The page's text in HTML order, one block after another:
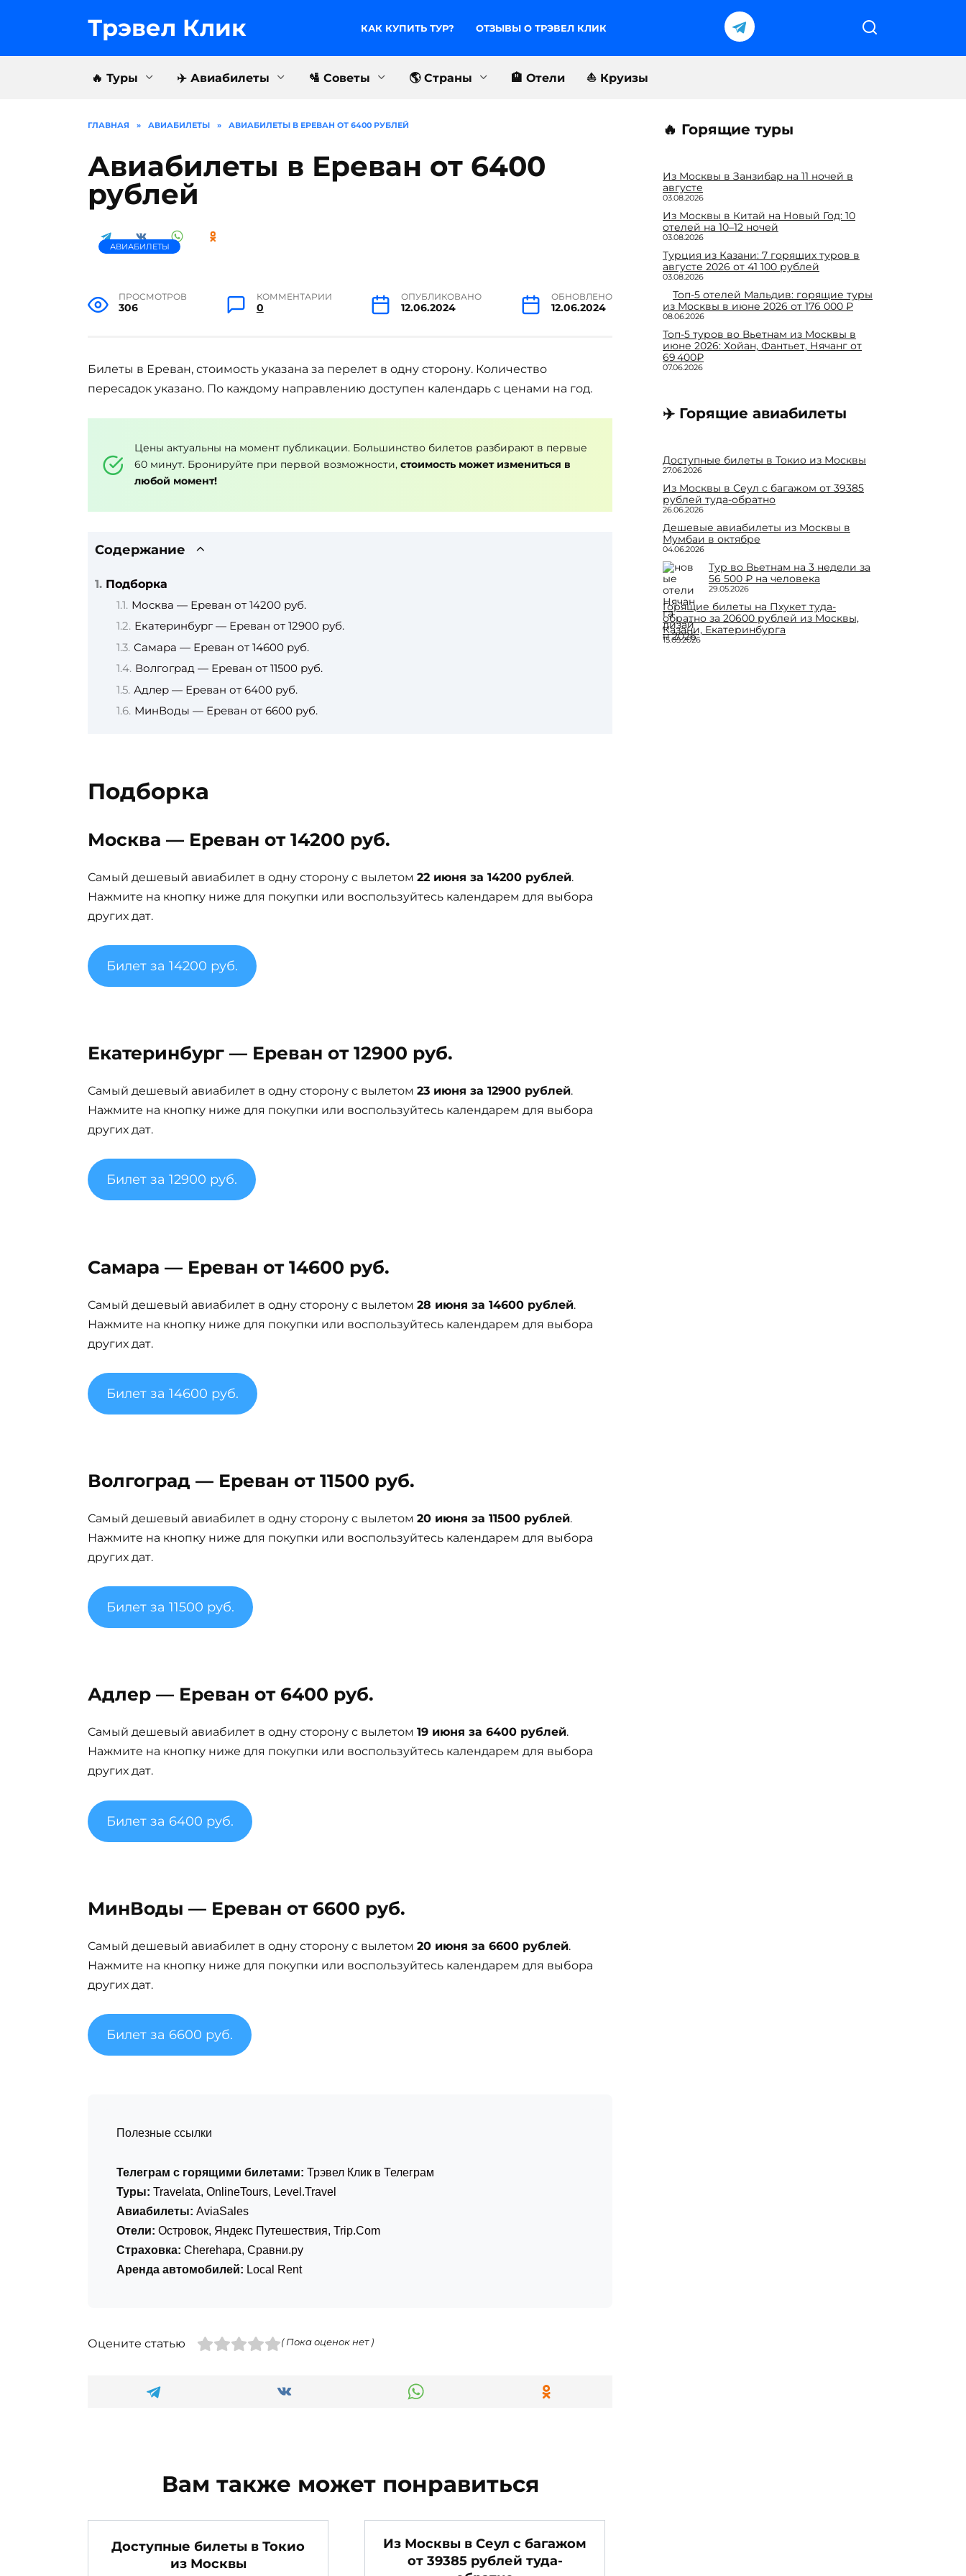
Трэвел Клик КАК КУПИТЬ ТУР? ОТЗЫВЫ О ТРЭВЕЛ КЛИК
🔥 Туры ✈️ Авиабилеты 🛂 Советы 🌎 Страны 🏨 Отели ⛵️ Круизы
ГЛАВНАЯ » АВИАБИЛЕТЫ » АВИАБИЛЕТЫ В ЕРЕВАН ОТ 6400 РУБЛЕЙ
Авиабилеты в Ереван от 6400
рублей
АВИАБИЛЕТЫ
ПРОСМОТРОВ
306
КОММЕНТАРИИ
0
ОПУБЛИКОВАНО
12.06.2024
ОБНОВЛЕНО
12.06.2024
Билеты в Ереван, стоимость указана за перелет в одну сторону. Количество
пересадок указано. По каждому направлению доступен календарь с ценами на год.
Цены актуальны на момент публикации. Большинство билетов разбирают в первые
60 минут. Бронируйте при первой возможности, стоимость может измениться в
любой момент!
Содержание
Подборка
Москва — Ереван от 14200 руб.
Екатеринбург — Ереван от 12900 руб.
Самара — Ереван от 14600 руб.
Волгоград — Ереван от 11500 руб.
Адлер — Ереван от 6400 руб.
МинВоды — Ереван от 6600 руб.
Подборка
Москва — Ереван от 14200 руб.
Самый дешевый авиабилет в одну сторону с вылетом 22 июня за 14200 рублей.
Нажмите на кнопку ниже для покупки или воспользуйтесь календарем для выбора
других дат.
Билет за 14200 руб.
Екатеринбург — Ереван от 12900 руб.
Самый дешевый авиабилет в одну сторону с вылетом 23 июня за 12900 рублей.
Нажмите на кнопку ниже для покупки или воспользуйтесь календарем для выбора
других дат.
Билет за 12900 руб.
Самара — Ереван от 14600 руб.
Самый дешевый авиабилет в одну сторону с вылетом 28 июня за 14600 рублей.
Нажмите на кнопку ниже для покупки или воспользуйтесь календарем для выбора
других дат.
Билет за 14600 руб.
Волгоград — Ереван от 11500 руб.
Самый дешевый авиабилет в одну сторону с вылетом 20 июня за 11500 рублей.
Нажмите на кнопку ниже для покупки или воспользуйтесь календарем для выбора
других дат.
Билет за 11500 руб.
Адлер — Ереван от 6400 руб.
Самый дешевый авиабилет в одну сторону с вылетом 19 июня за 6400 рублей.
Нажмите на кнопку ниже для покупки или воспользуйтесь календарем для выбора
других дат.
Билет за 6400 руб.
МинВоды — Ереван от 6600 руб.
Самый дешевый авиабилет в одну сторону с вылетом 20 июня за 6600 рублей.
Нажмите на кнопку ниже для покупки или воспользуйтесь календарем для выбора
других дат.
Билет за 6600 руб.
Полезные ссылки
Телеграм с горящими билетами: Трэвел Клик в Телеграм
Туры: Travelata, OnlineTours, Level.Travel
Авиабилеты: AviaSales
Отели: Островок, Яндекс Путешествия, Trip.Com
Страховка: Cherehapa, Сравни.ру
Аренда автомобилей: Local Rent
Оцените статью ( Пока оценок нет )
Вам также может понравиться
Доступные билеты в Токио
из Москвы
Из Москвы в Сеул с багажом
от 39385 рублей туда-
🔥 Горящие туры
Из Москвы в Занзибар на 11 ночей в
августе
03.08.2026
Из Москвы в Китай на Новый Год: 10
отелей на 10–12 ночей
03.08.2026
Турция из Казани: 7 горящих туров в
августе 2026 от 41 100 рублей
03.08.2026
Топ-5 отелей Мальдив: горящие туры
из Москвы в июне 2026 от 176 000 ₽
08.06.2026
Топ-5 туров во Вьетнам из Москвы в
июне 2026: Хойан, Фантьет, Нячанг от
69 400₽
07.06.2026
✈️ Горящие авиабилеты
Доступные билеты в Токио из Москвы
27.06.2026
Из Москвы в Сеул с багажом от 39385
рублей туда-обратно
26.06.2026
Дешевые авиабилеты из Москвы в
Мумбаи в октябре
04.06.2026
Тур во Вьетнам на 3 недели за
56 500 ₽ на человека
29.05.2026
Горящие билеты на Пхукет туда-
обратно за 20600 рублей из Москвы,
Казани, Екатеринбурга
15.05.2026